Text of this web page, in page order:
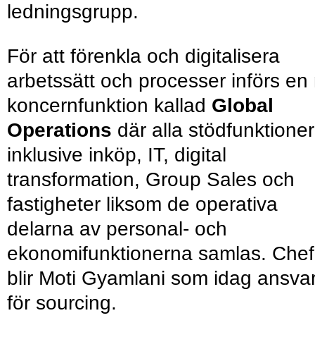
ledningsgrupp.
För att förenkla och digitalisera
arbetssätt och processer införs en
koncernfunktion kallad Global
Operations där alla stödfunktioner
inklusive inköp, IT, digital
transformation, Group Sales och
fastigheter liksom de operativa
delarna av personal- och
ekonomifunktionerna samlas. Chef
blir Moti Gyamlani som idag
för sourcing.